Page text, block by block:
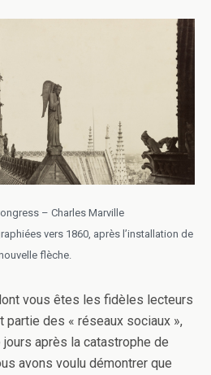
– Charles Marville
vers 1860, après l’installation de
flèche.
vous êtes les fidèles lecteurs
partie des « réseaux sociaux »,
après la catastrophe de
avons voulu démontrer que